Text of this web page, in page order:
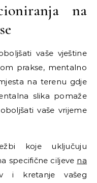
na
vaše vještine
prakse, mentalno
na terenu gdje
slika pomaže
vaše vrijeme
koje uključuju
specifične ciljeve na
i kretanje vašeg